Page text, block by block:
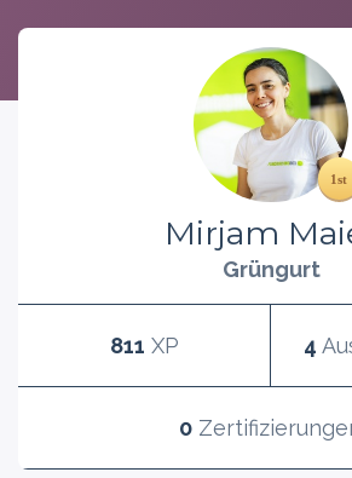
Mirjam
Grüngurt
811 XP 4
0